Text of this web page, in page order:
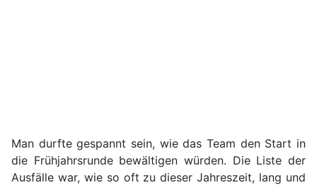
Man durfte gespannt sein, wie das Team den Start in
die Frühjahrsrunde bewältigen würden. Die Liste der
Ausfälle war, wie so oft zu dieser Jahreszeit, lang und